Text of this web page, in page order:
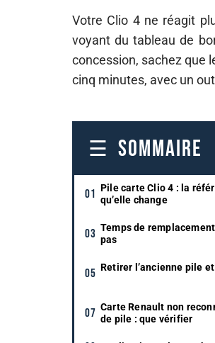
Votre Clio 4 ne réagit
voyant du tableau de
concession, sachez que
cinq minutes, avec un
SOMMAIRE
Pile carte Clio 4 : la
qu’elle change
Temps de
pas
Retirer l’ancienne pile
Carte Renault non
de pile : que vérifier